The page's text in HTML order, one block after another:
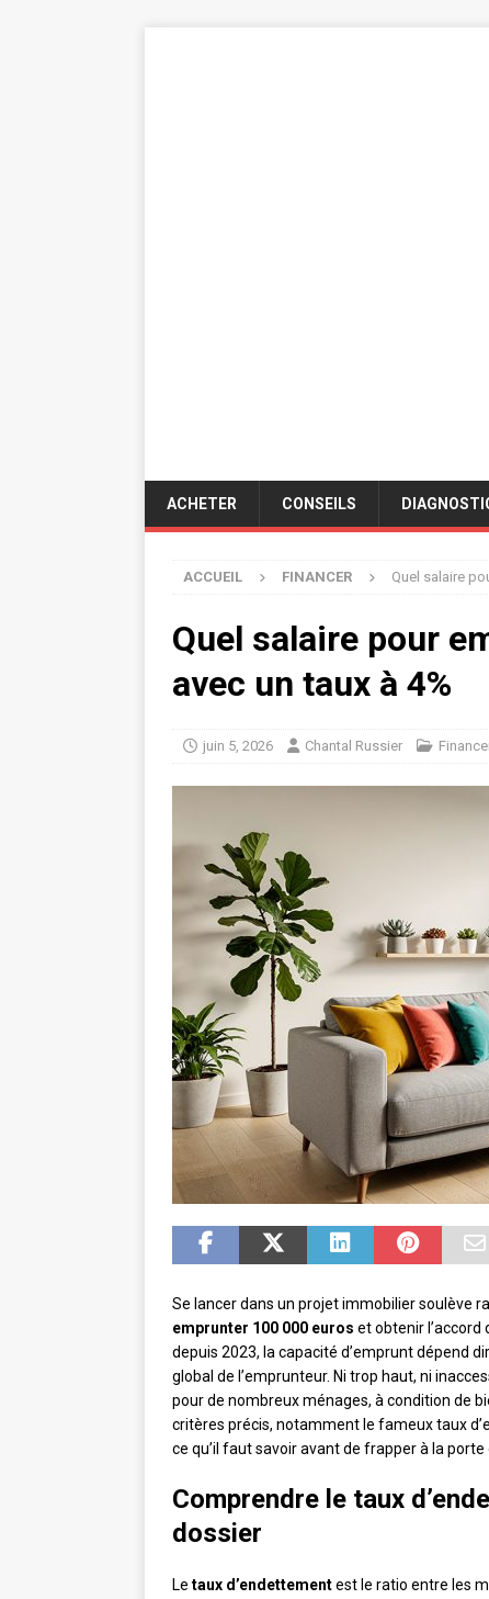
ACHETER CONSEILS
ACCUEIL FINANCER Quel salaire
Quel salaire pour
avec un taux à 4%
juin 5, 2026 Chantal Russier
Se lancer dans un projet immobilier soulève
emprunter 100 000 euros et obtenir l’accord
depuis 2023, la capacité d’emprunt dépend
global de l’emprunteur. Ni trop haut, ni
pour de nombreux ménages, à condition de
critères précis, notamment le fameux taux
ce qu’il faut savoir avant de frapper à la
Comprendre le taux
dossier
Le taux d’endettementest le ratio entre les